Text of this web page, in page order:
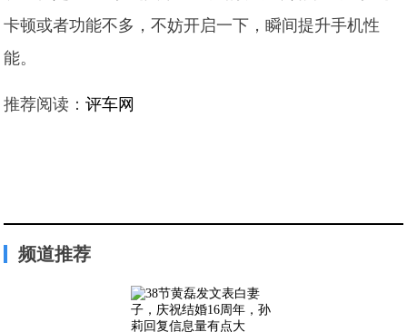
卡顿或者功能不多，不妨开启一下，瞬间提升手机性
能。
推荐阅读：评车网
频道推荐